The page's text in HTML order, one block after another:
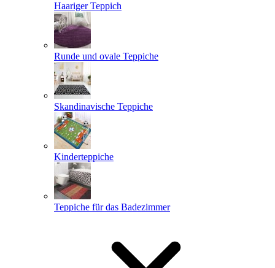
Haariger Teppich
Runde und ovale Teppiche
Skandinavische Teppiche
Kinderteppiche
Teppiche für das Badezimmer